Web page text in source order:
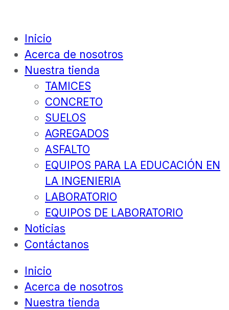
Inicio
Acerca de nosotros
Nuestra tienda
TAMICES
CONCRETO
SUELOS
AGREGADOS
ASFALTO
EQUIPOS PARA LA EDUCACIÓN EN
LA INGENIERIA
LABORATORIO
EQUIPOS DE LABORATORIO
Noticias
Contáctanos
Inicio
Acerca de nosotros
Nuestra tienda